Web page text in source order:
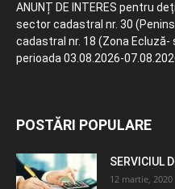
ANUNȚ DE INTERES pentru
sector cadastral nr. 30
cadastral nr. 18 (Zona
perioada 03.08.2026-
POSTĂRI POPULARE
SERVICIUL
12 martie, 2020